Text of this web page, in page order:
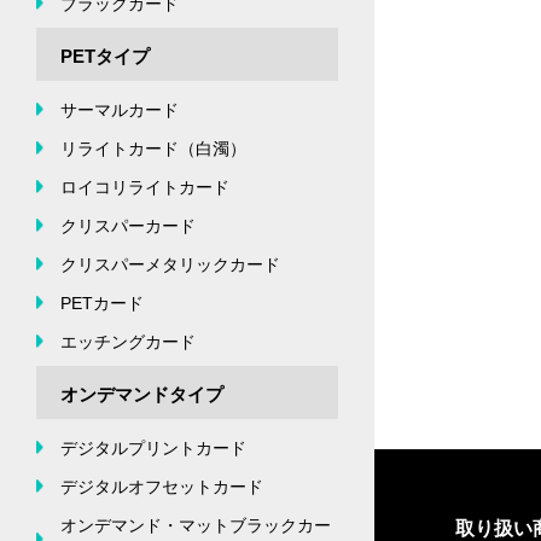
PETタイプ
サーマルカード
リライトカード（白濁）
ロイコリライトカード
クリスパーカード
クリスパーメタリックカード
PETカード
エッチングカード
オンデマンドタイプ
デジタルプリントカード
デジタルオフセットカード
オンデマンド・マットブラックカー
取り扱い